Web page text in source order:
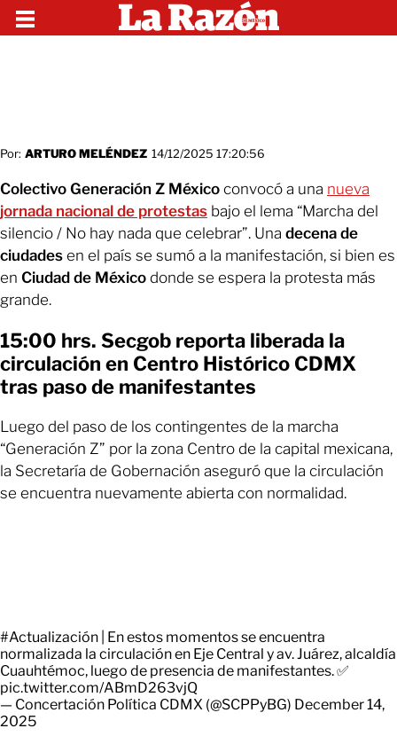
Por: ARTURO MELÉNDEZ 14/12/2025 17:20:56
Colectivo Generación Z México convocó a una nueva
jornada nacional de protestas bajo el lema “Marcha del
silencio / No hay nada que celebrar”. Una decena de
ciudades en el país se sumó a la manifestación, si bien es
en Ciudad de México donde se espera la protesta más
grande.
15:00 hrs. Secgob reporta liberada la
circulación en Centro Histórico CDMX
tras paso de manifestantes
Luego del paso de los contingentes de la marcha
“Generación Z” por la zona Centro de la capital mexicana,
la Secretaría de Gobernación aseguró que la circulación
se encuentra nuevamente abierta con normalidad.
#Actualización | En estos momentos se encuentra
normalizada la circulación en Eje Central y av. Juárez, alcaldía
Cuauhtémoc, luego de presencia de manifestantes. ✅
pic.twitter.com/ABmD263vjQ
— Concertación Política CDMX (@SCPPyBG) December 14,
2025